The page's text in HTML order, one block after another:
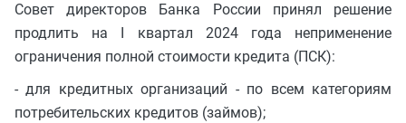
Совет директоров Банка России принял решение
продлить на I квартал 2024 года неприменение
ограничения полной стоимости кредита (ПСК):
- для кредитных организаций - по всем категориям
потребительских кредитов (займов);